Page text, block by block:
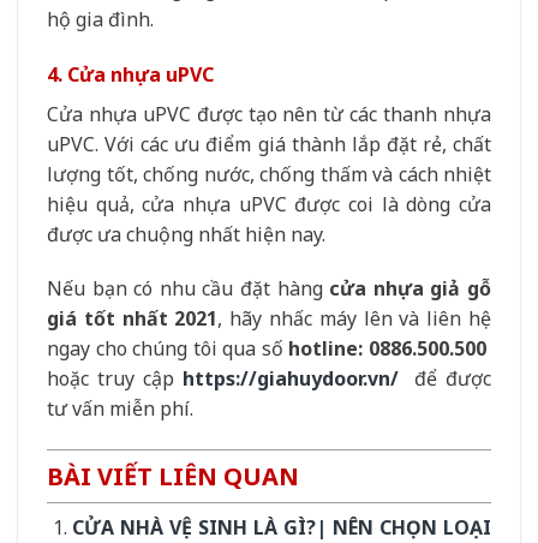
hộ gia đình.
4. Cửa nhựa uPVC
Cửa nhựa uPVC được tạo nên từ các thanh nhựa
uPVC. Với các ưu điểm giá thành lắp đặt rẻ, chất
lượng tốt, chống nước, chống thấm và cách nhiệt
hiệu quả, cửa nhựa uPVC được coi là dòng cửa
được ưa chuộng nhất hiện nay.
Nếu bạn có nhu cầu đặt hàng cửa nhựa giả gỗ
giá tốt nhất 2021, hãy nhấc máy lên và liên hệ
ngay cho chúng tôi qua số hotline: 0886.500.500
hoặc truy cập https://giahuydoor.vn/để được
tư vấn miễn phí.
BÀI VIẾT LIÊN QUAN
CỬA NHÀ VỆ SINH LÀ GÌ?| NÊN CHỌN LOẠI